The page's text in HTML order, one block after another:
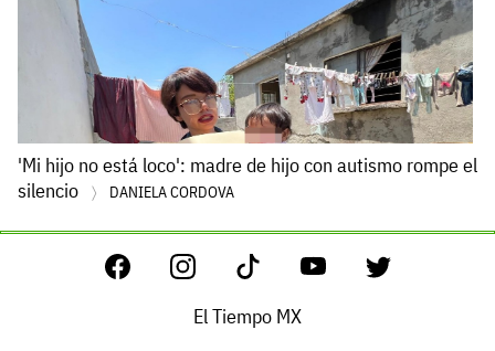
'Mi hijo no está loco': madre de hijo con autismo rompe el
silencio
DANIELA CORDOVA
El Tiempo MX